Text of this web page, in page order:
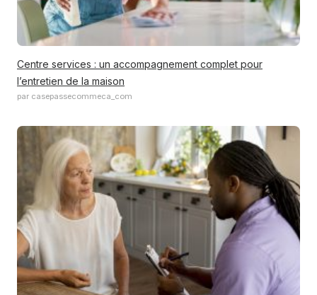
Centre services : un accompagnement complet pour
l’entretien de la maison
par casepassecommeca_com